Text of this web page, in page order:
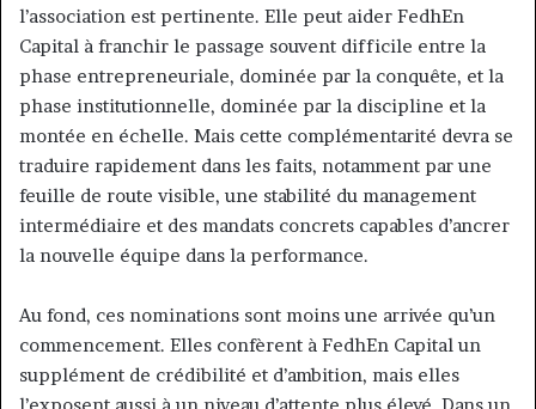
l’association est pertinente. Elle peut aider FedhEn
Capital à franchir le passage souvent difficile entre la
phase entrepreneuriale, dominée par la conquête, et la
phase institutionnelle, dominée par la discipline et la
montée en échelle. Mais cette complémentarité devra se
traduire rapidement dans les faits, notamment par une
feuille de route visible, une stabilité du management
intermédiaire et des mandats concrets capables d’ancrer
la nouvelle équipe dans la performance.
Au fond, ces nominations sont moins une arrivée qu’un
commencement. Elles confèrent à FedhEn Capital un
supplément de crédibilité et d’ambition, mais elles